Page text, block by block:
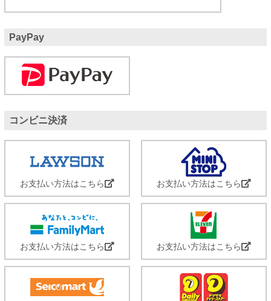
PayPay
コンビニ決済
お支払い方法はこちら お支払い方法はこちら
お支払い方法はこちら お支払い方法はこちら